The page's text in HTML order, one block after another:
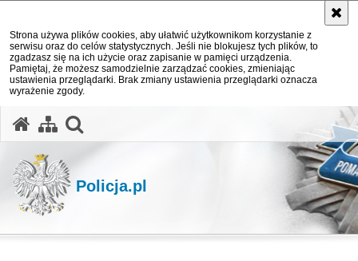
Strona używa plików cookies, aby ułatwić użytkownikom korzystanie z
serwisu oraz do celów statystycznych. Jeśli nie blokujesz tych plików, to
zgadzasz się na ich użycie oraz zapisanie w pamięci urządzenia.
Pamiętaj, że możesz samodzielnie zarządzać cookies, zmieniając
ustawienia przeglądarki. Brak zmiany ustawienia przeglądarki oznacza
wyrażenie zgody.
Policja.pl